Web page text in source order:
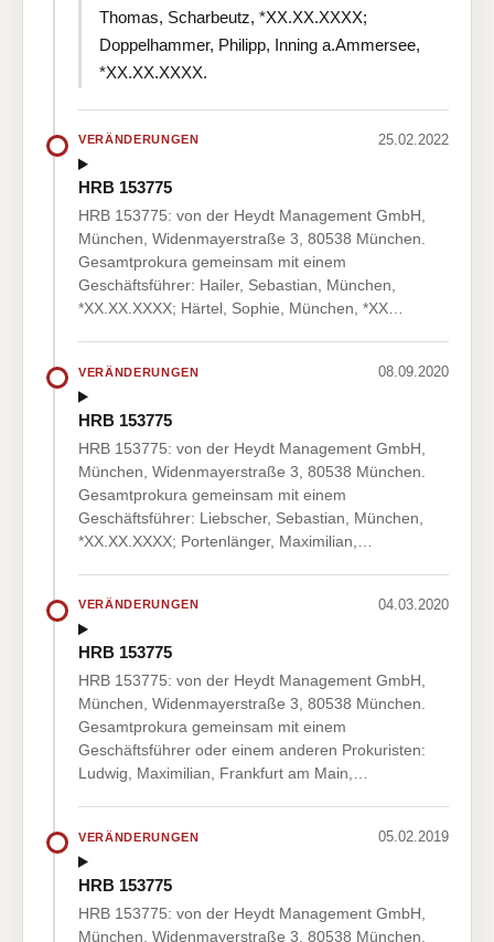
Thomas, Scharbeutz, *XX.XX.XXXX;
Doppelhammer, Philipp, Inning a.Ammersee,
*XX.XX.XXXX.
VERÄNDERUNGEN 25.02.2022
HRB 153775
HRB 153775: von der Heydt Management GmbH,
München, Widenmayerstraße 3, 80538 München.
Gesamtprokura gemeinsam mit einem
Geschäftsführer: Hailer, Sebastian, München,
*XX.XX.XXXX; Härtel, Sophie, München, *XX…
VERÄNDERUNGEN 08.09.2020
HRB 153775
HRB 153775: von der Heydt Management GmbH,
München, Widenmayerstraße 3, 80538 München.
Gesamtprokura gemeinsam mit einem
Geschäftsführer: Liebscher, Sebastian, München,
*XX.XX.XXXX; Portenlänger, Maximilian,…
VERÄNDERUNGEN 04.03.2020
HRB 153775
HRB 153775: von der Heydt Management GmbH,
München, Widenmayerstraße 3, 80538 München.
Gesamtprokura gemeinsam mit einem
Geschäftsführer oder einem anderen Prokuristen:
Ludwig, Maximilian, Frankfurt am Main,…
VERÄNDERUNGEN 05.02.2019
HRB 153775
HRB 153775: von der Heydt Management GmbH,
München, Widenmayerstraße 3, 80538 München.